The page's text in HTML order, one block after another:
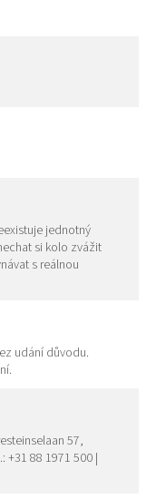
jednotný
si kolo zvážit
s reálnou
udání důvodu.
57,
+31 88 1971 500 |